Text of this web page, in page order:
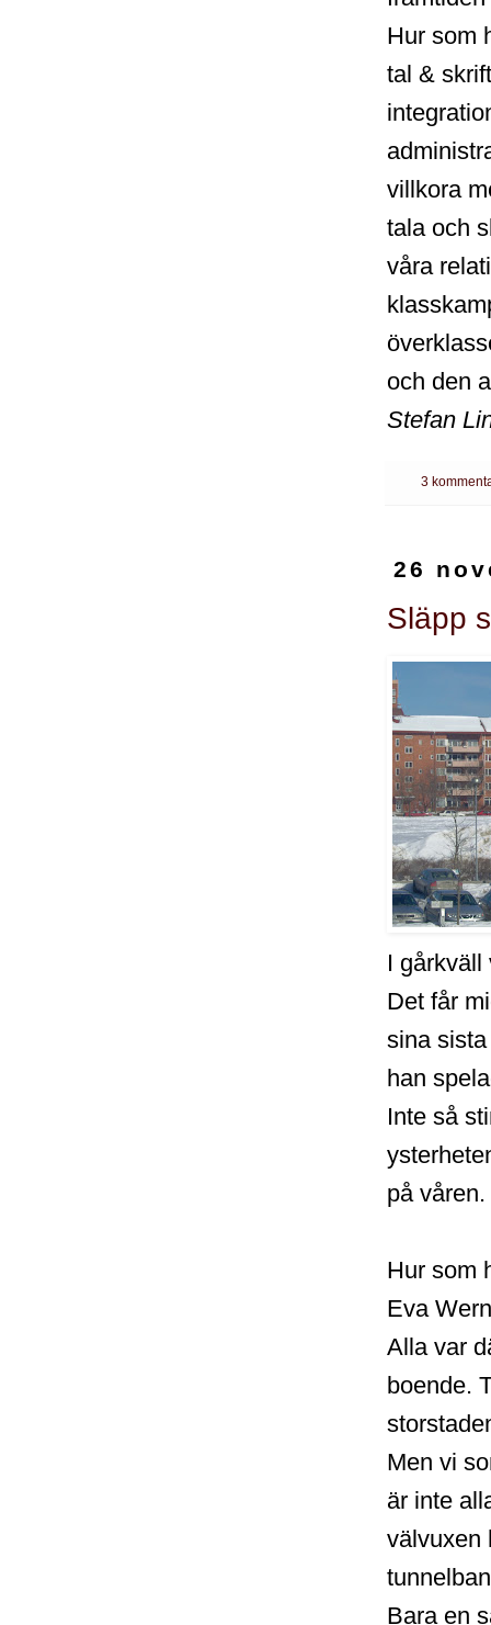
Hur som
tal &
villkora
tala och
våra
och den
Stefan
3
26
Släpp
I
Det får
sina
han
Inte så
på våren.
Hur som
Eva
Alla var
boende.
Men vi
är inte
välvuxen
Bara en